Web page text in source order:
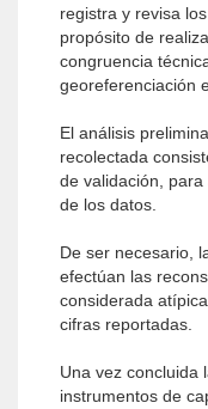
registra y revisa
propósito de
congruencia
georeferenciación
El análisis
recolectada
de validación,
de los datos.
De ser necesario,
efectúan las
considerada
cifras reportadas.
Una vez concluida
instrumentos de